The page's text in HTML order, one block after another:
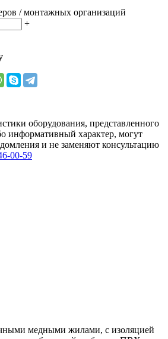
/ монтажных организаций
+
оборудования, представленного
информативный характер, могут
и не заменяют консультацию
00-59
медными жилами, с изоляцией